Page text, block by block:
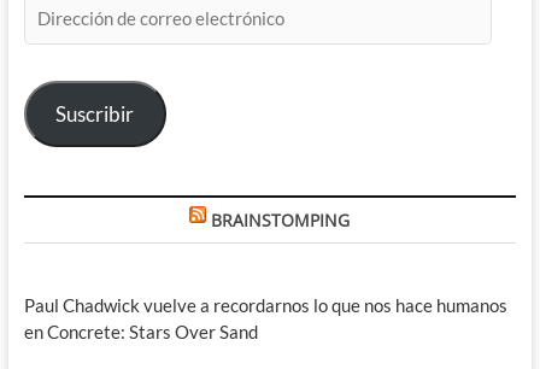
de
electrónico
Suscribir
BRAINSTOMPING
Paul Chadwick vuelve a recordarnos lo que nos hace humanos
en Concrete: Stars Over Sand